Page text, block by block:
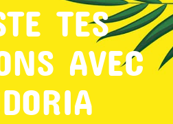
TES
AVEC